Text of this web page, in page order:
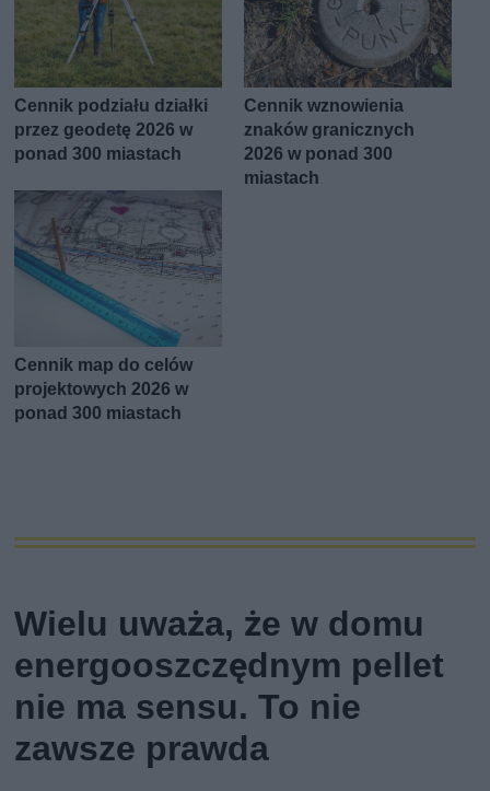
Cennik podziału działki
przez geodetę 2026 w
ponad 300 miastach
Cennik wznowienia
znaków granicznych
2026 w ponad 300
miastach
Cennik map do celów
projektowych 2026 w
ponad 300 miastach
Wielu uważa, że w domu
energooszczędnym pellet
nie ma sensu. To nie
zawsze prawda